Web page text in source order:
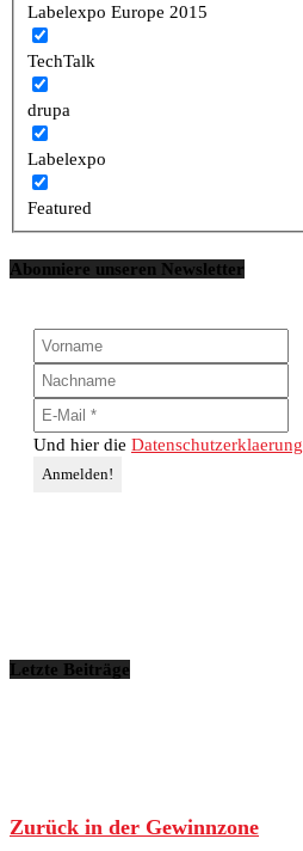
Labelexpo Europe 2015
TechTalk
drupa
Labelexpo
Featured
Abonniere unseren Newsletter
Und hier die Datenschutzerklaerung
Letzte Beiträge
Zurück in der Gewinnzone